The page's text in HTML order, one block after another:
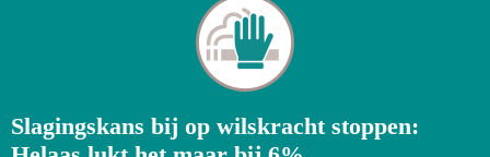
Slagingskans bij op wilskracht stoppen: